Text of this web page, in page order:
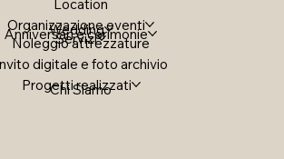
Location
Organizzazione eventi
Wedding
Anniversari e cerimonie
Servizi
Noleggio attrezzature
digitale e foto archivio
Progetti realizzati
Chi Siamo